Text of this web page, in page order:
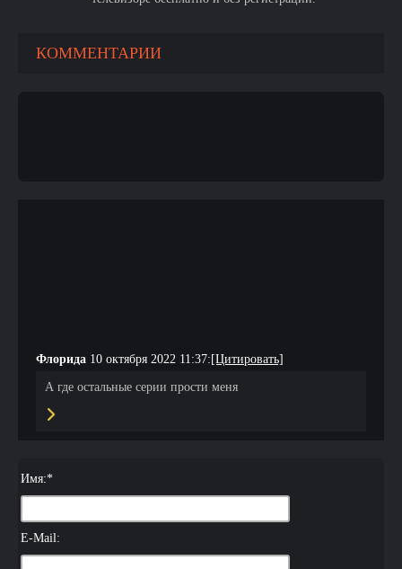
КОММЕНТАРИИ
Флорида 10 октября 2022 11:37: [Цитировать]
А где остальные серии прости меня
Имя:*
E-Mail: